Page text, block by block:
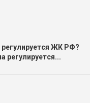
ЖК РФ?
регулируется...